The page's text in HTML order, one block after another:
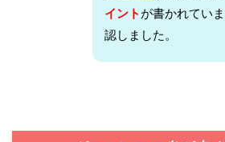
イント が書かれてい
認しました。